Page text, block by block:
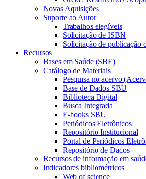
Novas Aquisições
Suporte ao Autor
Trabalhos elegíveis
Solicitação de ISBN
Solicitação de publicação
Recursos
Bases em Saúde (SBE)
Catálogo de Materiais
Pesquisa no acervo
Base de Dados SBU
Biblioteca Digital
Busca Integrada
E-books SBU
Periódicos Eletrônicos
Repositório Institucional
Portal de Periódicos
Repositório de Dados
Recursos de informação em
Indicadores bibliométricos
Web of science